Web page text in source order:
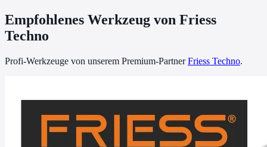
Empfohlenes Werkzeug von Friess
Techno
Profi-Werkzeuge von unserem Premium-Partner Friess Techno.